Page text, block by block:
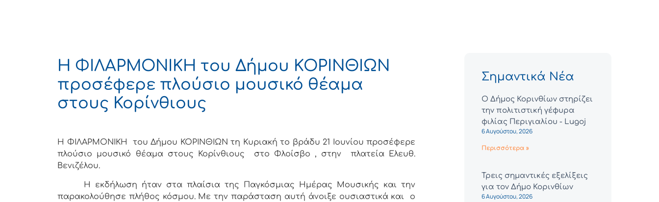
Η ΦΙΛΑΡΜΟΝΙΚΗ του Δήμου ΚΟΡΙΝΘΙΩΝ
προσέφερε πλούσιο μουσικό θέαμα
στους Κορίνθιους
Η ΦΙΛΑΡΜΟΝΙΚΗ του Δήμου ΚΟΡΙΝΘΙΩΝ τη Κυριακή το βράδυ 21 Ιουνίου προσέφερε
πλούσιο μουσικό θέαμα στους Κορίνθιους στο Φλοίσβο , στην πλατεία Ελευθ.
Βενιζέλου.
Η εκδήλωση ήταν στα πλαίσια της Παγκόσμιας Ημέρας Μουσικής και την
παρακολούθησε πλήθος κόσμου. Με την παράσταση αυτή άνοιξε ουσιαστικά και ο
Σημαντικά Νέα
Ο Δήμος Κορινθίων στηρίζει
την πολιτιστική γέφυρα
φιλίας Περιγιαλίου - Lugoj
6 Αυγούστου, 2026
Περισσότερα »
Τρεις σημαντικές εξελίξεις
για τον Δήμο Κορινθίων
6 Αυγούστου, 2026